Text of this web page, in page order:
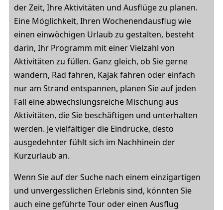
der Zeit, Ihre Aktivitäten und Ausflüge zu planen.
Eine Möglichkeit, Ihren Wochenendausflug wie
einen einwöchigen Urlaub zu gestalten, besteht
darin, Ihr Programm mit einer Vielzahl von
Aktivitäten zu füllen. Ganz gleich, ob Sie gerne
wandern, Rad fahren, Kajak fahren oder einfach
nur am Strand entspannen, planen Sie auf jeden
Fall eine abwechslungsreiche Mischung aus
Aktivitäten, die Sie beschäftigen und unterhalten
werden. Je vielfältiger die Eindrücke, desto
ausgedehnter fühlt sich im Nachhinein der
Kurzurlaub an.
Wenn Sie auf der Suche nach einem einzigartigen
und unvergesslichen Erlebnis sind, könnten Sie
auch eine geführte Tour oder einen Ausflug